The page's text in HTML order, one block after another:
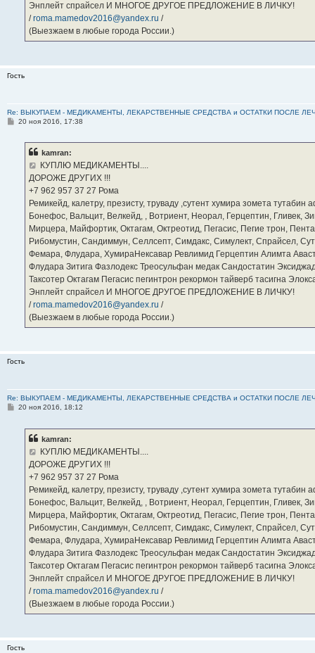
Энплейт спрайсел И МНОГОЕ ДРУГОЕ ПРЕДЛОЖЕНИЕ В ЛИЧКУ!
/roma.mamedov2016@yandex.ru /
(Выезжаем в любые города России.)
Гость
Re: ВЫКУПАЕМ - МЕДИКАМЕНТЫ, ЛЕКАРСТВЕННЫЕ СРЕДСТВА и ОСТАТКИ ПОСЛЕ
С20 ноя 2016, 17:38
kamran:
КУПЛЮ МЕДИКАМЕНТЫ....
ДОРОЖЕ ДРУГИХ !!!
‪+7 962 957 37 27‬ Рома
Ремикейд, калетру, презисту, труваду ,сутент хумира зомета
Бонефос, Вальцит, Велкейд, , Вотриент, Неорал, Герцептин, Гливек,
Мирцера, Майфортик, Октагам, Октреотид, Пегасис, Пегие трон,
Рибомустин, Сандиммун, Селлсепт, Симдакс, Симулект, Спрайсел,
Фемара, Флудара, ХумираНексавар Ревлимид Герцептин Алимта
Флудара Зитига Фазлодекс Треосульфан медак Сандостатин
Таксотер Октагам Пегасис пегинтрон рекормон тайверб тасигна
Энплейт спрайсел И МНОГОЕ ДРУГОЕ ПРЕДЛОЖЕНИЕ В ЛИЧКУ!
/roma.mamedov2016@yandex.ru /
(Выезжаем в любые города России.)
Гость
Re: ВЫКУПАЕМ - МЕДИКАМЕНТЫ, ЛЕКАРСТВЕННЫЕ СРЕДСТВА и ОСТАТКИ ПОСЛЕ
С20 ноя 2016, 18:12
kamran:
КУПЛЮ МЕДИКАМЕНТЫ....
ДОРОЖЕ ДРУГИХ !!!
‪+7 962 957 37 27‬ Рома
Ремикейд, калетру, презисту, труваду ,сутент хумира зомета
Бонефос, Вальцит, Велкейд, , Вотриент, Неорал, Герцептин, Гливек,
Мирцера, Майфортик, Октагам, Октреотид, Пегасис, Пегие трон,
Рибомустин, Сандиммун, Селлсепт, Симдакс, Симулект, Спрайсел,
Фемара, Флудара, ХумираНексавар Ревлимид Герцептин Алимта
Флудара Зитига Фазлодекс Треосульфан медак Сандостатин
Таксотер Октагам Пегасис пегинтрон рекормон тайверб тасигна
Энплейт спрайсел И МНОГОЕ ДРУГОЕ ПРЕДЛОЖЕНИЕ В ЛИЧКУ!
/roma.mamedov2016@yandex.ru /
(Выезжаем в любые города России.)
Гость